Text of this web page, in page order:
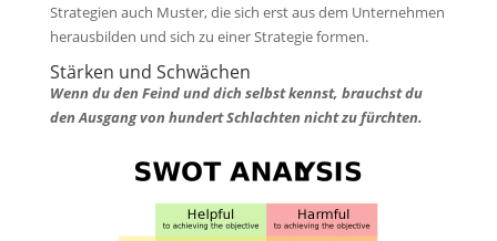
Strategien auch Muster, die sich erst aus dem Unternehmen
herausbilden und sich zu einer Strategie formen.
Stärken und Schwächen
Wenn du den Feind und dich selbst kennst, brauchst du
den Ausgang von hundert Schlachten nicht zu fürchten.